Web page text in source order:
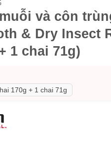
và côn
& Dry Insect
1 chai 71g)
170g + 1 chai 71g